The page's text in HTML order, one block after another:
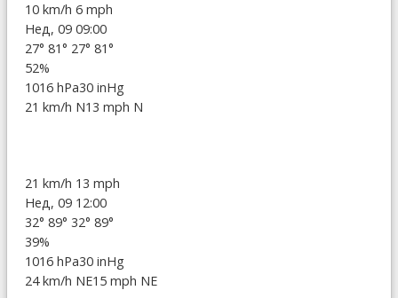
10 km/h 6 mph
Нед, 09 09:00
27° 81° 27° 81°
52%
1016 hPa30 inHg
21 km/h N13 mph N
21 km/h 13 mph
Нед, 09 12:00
32° 89° 32° 89°
39%
1016 hPa30 inHg
24 km/h NE15 mph NE